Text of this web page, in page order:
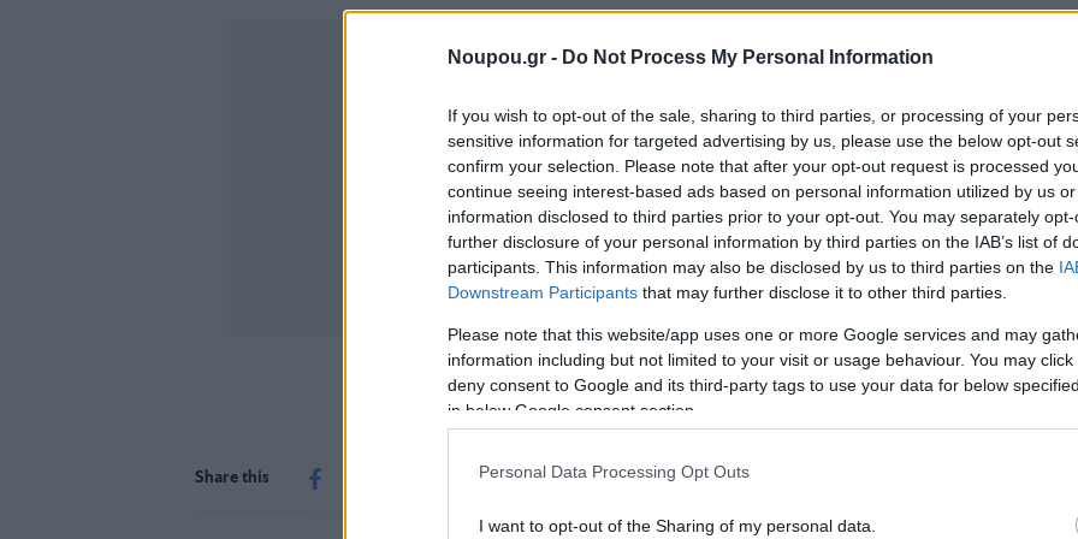
Noupou.gr - Do Not Process My Personal Information
If you wish to opt-out of the sale, sharing to third parties, or processing of your
sensitive information for targeted advertising by us, please use the below opt-out
confirm your selection. Please note that after your opt-out request is processed
continue seeing interest-based ads based on personal information utilized by us
information disclosed to third parties prior to your opt-out. You may separately
further disclosure of your personal information by third parties on the IAB’s list of
participants. This information may also be disclosed by us to third parties on the
Downstream Participants that may further disclose it to other third parties.
Please note that this website/app uses one or more Google services and may
information including but not limited to your visit or usage behaviour. You may
deny consent to Google and its third-party tags to use your data for below
in below Google consent section.
Personal Data Processing Opt Outs
I want to opt-out of the Sharing of my personal data.
Share this